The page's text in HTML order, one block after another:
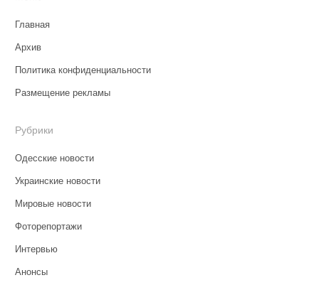
Главная
Архив
Политика конфиденциальности
Размещение рекламы
Рубрики
Одесские новости
Украинские новости
Мировые новости
Фоторепортажи
Интервью
Анонсы